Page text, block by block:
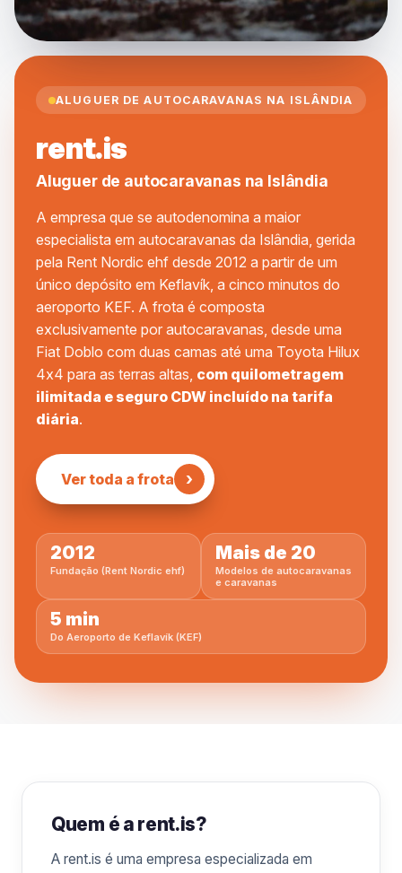
ALUGUER DE AUTOCARAVANAS NA ISLÂNDIA
rent.is
Aluguer de autocaravanas na Islândia
A empresa que se autodenomina a maior
especialista em autocaravanas da Islândia, gerida
pela Rent Nordic ehf desde 2012 a partir de um
único depósito em Keflavík, a cinco minutos do
aeroporto KEF. A frota é composta
exclusivamente por autocaravanas, desde uma
Fiat Doblo com duas camas até uma Toyota Hilux
4x4 para as terras altas, com quilometragem
ilimitada e seguro CDW incluído na tarifa
diária.
Ver toda a frota ›
2012
Fundação (Rent Nordic ehf)
Mais de 20
Modelos de autocaravanas
e caravanas
5 min
Do Aeroporto de Keflavík (KEF)
Quem é a rent.is?
A rent.is é uma empresa especializada em